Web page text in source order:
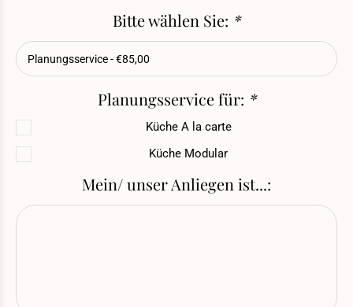
Bitte wählen Sie: *
Planungsservice für: *
Küche A la carte
Küche Modular
Mein/ unser Anliegen ist...: